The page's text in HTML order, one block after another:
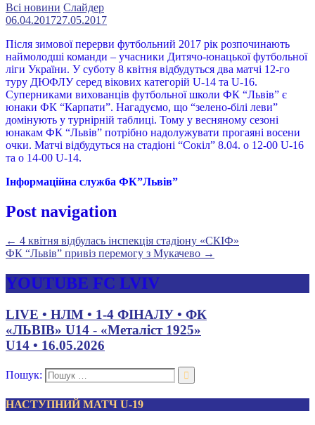
Всі новини Слайдер
06.04.201727.05.2017
Після зимової перерви футбольний 2017 рік розпочинають
наймолодші команди – учасники Дитячо-юнацької футбольної
ліги України. У суботу 8 квітня відбудуться два матчі 12-го
туру ДЮФЛУ серед вікових категорій U-14 та U-16.
Суперниками вихованців футбольної школи ФК “Львів” є
юнаки ФК “Карпати”. Нагадуємо, що “зелено-білі леви”
домінують у турнірній таблиці. Тому у весняному сезоні
юнакам ФК “Львів” потрібно надолужувати прогаяні восени
очки. Матчі відбудуться на стадіоні “Сокіл” 8.04. о 12-00 U-16
та о 14-00 U-14.
Інформаційна служба ФК”Львів”
Post navigation
← 4 квітня відбулась інспекція стадіону «СКІФ»
ФК “Львів” привіз перемогу з Мукачево →
YOUTUBE FC LVIV
LIVE • НЛМ • 1-4 ФІНАЛУ • ФК
«ЛЬВІВ» U14 - «Металіст 1925»
U14 • 16.05.2026
Пошук:
НАСТУПНИЙ МАТЧ U-19